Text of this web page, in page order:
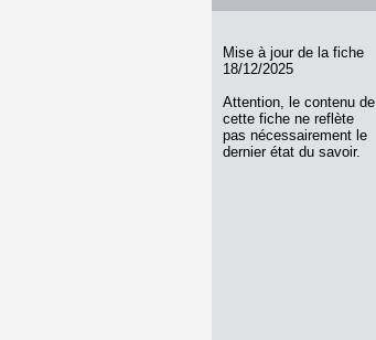
Mise à jour de la fiche
18/12/2025
Attention, le contenu de
cette fiche ne reflète
pas nécessairement le
dernier état du savoir.